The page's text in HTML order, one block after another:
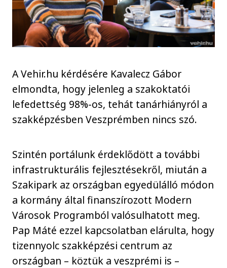
A Vehir.hu kérdésére Kavalecz Gábor
elmondta, hogy jelenleg a szakoktatói
lefedettség 98%-os, tehát tanárhiányról a
szakképzésben Veszprémben nincs szó.
Szintén portálunk érdeklődött a további
infrastrukturális fejlesztésekről, miután a
Szakipark az országban egyedülálló módon
a kormány által finanszírozott Modern
Városok Programból valósulhatott meg.
Pap Máté ezzel kapcsolatban elárulta, hogy
tizennyolc szakképzési centrum az
országban – köztük a veszprémi is –